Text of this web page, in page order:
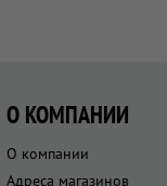
О КОМПАНИИ
О компании
Адреса магазинов